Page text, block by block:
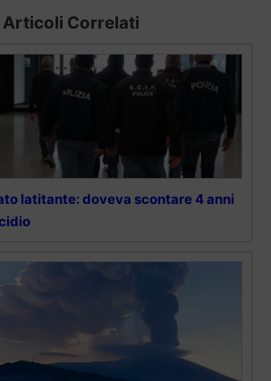
Articoli Correlati
latitante: doveva scontare 4 anni